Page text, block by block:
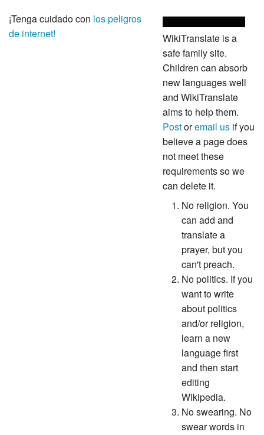
¡Tenga cuidado con los peligros
de internet!
WikiTranslate is a
safe family site.
Children can absorb
new languages well
and WikiTranslate
aims to help them.
Postoremail us if you
believe a page does
not meet these
requirements so we
can delete it.
No religion. You
can add and
translate a
prayer, but you
can't preach.
No politics. If you
want to write
about politics
and/or religion,
learn a new
language first
and then start
editing
Wikipedia.
No swearing. No
swear words in